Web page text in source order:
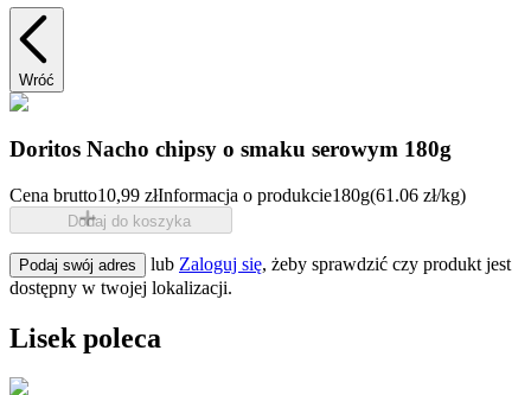
Wróć
Doritos Nacho chipsy o smaku serowym 180g
Cena brutto10,99 złInformacja o produkcie180g(61.06 zł/kg)
Dodaj do koszyka
Podaj swój adres lub Zaloguj się, żeby sprawdzić czy produkt jest
dostępny w twojej lokalizacji.
Lisek poleca